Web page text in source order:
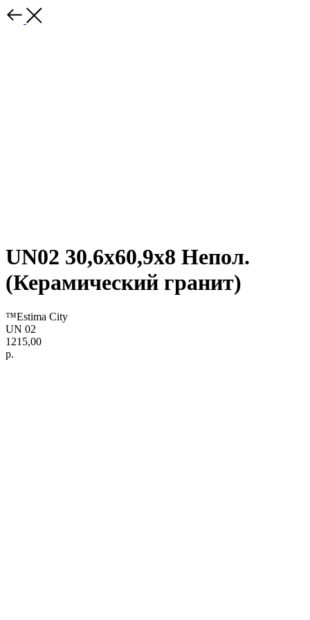
UN02 30,6x60,9x8 Непол.
(Керамический гранит)
™Estima City
UN 02
1215,00
р.